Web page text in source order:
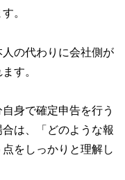
。
の代わりに会社側が
す。
身で確定申告を行う
は、「どのような報
をしっかりと理解し